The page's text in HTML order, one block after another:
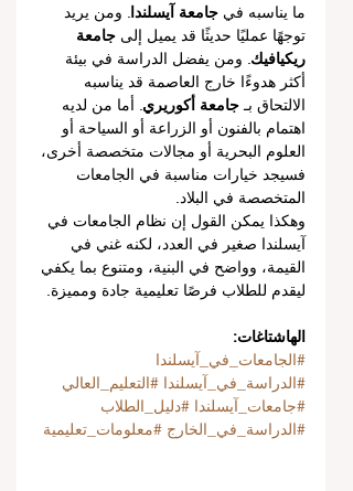
ما يناسبه في جامعة آيسلندا
. ومن يريد
توجهًا عمليًا حديثًا قد يميل إلى جامعة
ريكيافيك . ومن يفضل الدراسة في بيئة
أكثر هدوءًا خارج العاصمة قد يناسبه
الالتحاق بـ جامعة أكوريري . أما من لديه
اهتمام بالفنون أو الزراعة أو السياحة أو
العلوم البحرية أو مجالات متخصصة أخرى،
فسيجد خيارات مناسبة في الجامعات
المتخصصة في البلاد.
وهكذا يمكن القول إن نظام الجامعات في
آيسلندا صغير في العدد، لكنه غني في
القيمة، وواضح في البنية، ومتنوع بما يكفي
ليقدم للطلاب فرصًا تعليمية جادة ومميزة.
الهاشتاغات:
#الجامعات_في_آيسلندا
#الدراسة_في_آيسلندا #التعليم_العالي
#جامعات_آيسلندا #دليل_الطلاب
#الدراسة_في_الخارج #معلومات_تعليمية